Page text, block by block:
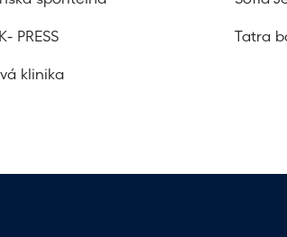
PRESS Tatra
klinika